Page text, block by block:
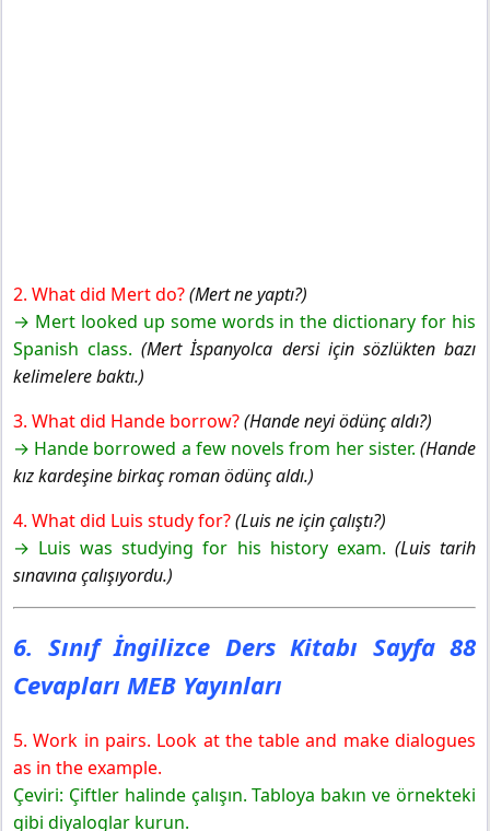
2. What did Mert do?(Mert ne yaptı?)
→ Mert looked up some words in the dictionary for his
Spanish class.(Mert İspanyolca dersi için sözlükten bazı
kelimelere baktı.)
3. What did Hande borrow?(Hande neyi ödünç aldı?)
→ Hande borrowed a few novels from her sister. (Hande
kız kardeşine birkaç roman ödünç aldı.)
4. What did Luis study for?(Luis ne için çalıştı?)
→ Luis was studying for his history exam. (Luis tarih
sınavına çalışıyordu.)
6. Sınıf İngilizce Ders Kitabı Sayfa 88
Cevapları MEB Yayınları
5. Work in pairs. Look at the table and make dialogues
as in the example.
Çeviri: Çiftler halinde çalışın. Tabloya bakın ve örnekteki
gibi diyaloglar kurun.